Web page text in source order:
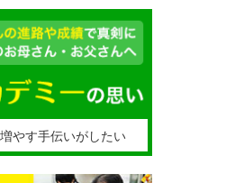
やす手伝いがしたい